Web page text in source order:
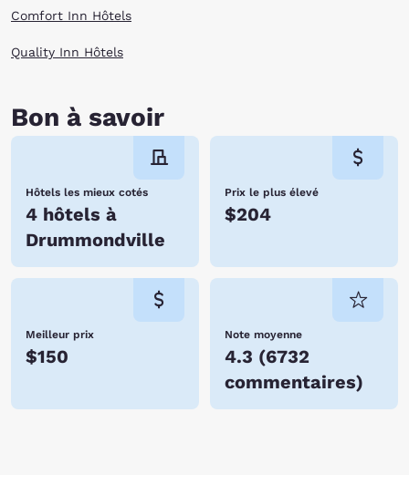
Comfort Inn Hôtels
Quality Inn Hôtels
Bon à savoir
Hôtels les mieux cotés
4 hôtels à
Drummondville
Prix le plus élevé
$204
Meilleur prix
$150
Note moyenne
4.3 (6732
commentaires)